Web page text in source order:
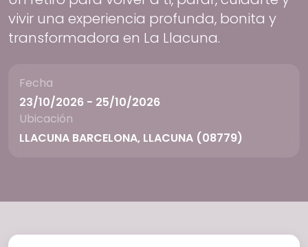
vivir una experiencia profunda, bonita y
transformadora en La Llacuna.
Fecha
23/10/2026 - 25/10/2026
Ubicación
LLACUNA BARCELONA, LLACUNA (08779)